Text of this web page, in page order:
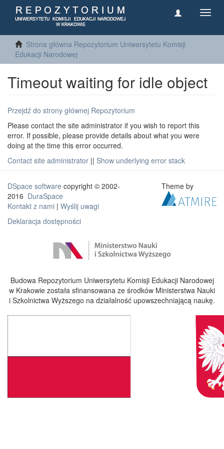
Strona główna Repozytorium Uniwersytetu Komisji
Edukacji Narodowej
Timeout waiting for idle object
Przejdź do strony głównej Repozytorium
Please contact the site administrator if you wish to report this
error. If possible, please provide details about what you were
doing at the time this error occurred.
Contact site administrator || Show underlying error stack
DSpace software copyright © 2002-
2016 DuraSpace
Kontakt z nami | Wyślij uwagi
Deklaracja dostępności
Theme by
Budowa Repozytorium Uniwersytetu Komisji Edukacji Narodowej
w Krakowie została sfinansowana ze środków Ministerstwa Nauki
i Szkolnictwa Wyższego na działalność upowszechniającą naukę.